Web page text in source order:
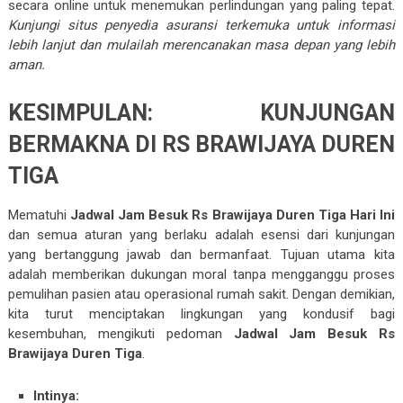
secara online untuk menemukan perlindungan yang paling tepat.
Kunjungi situs penyedia asuransi terkemuka untuk informasi
lebih lanjut dan mulailah merencanakan masa depan yang lebih
aman.
KESIMPULAN: KUNJUNGAN
BERMAKNA DI RS BRAWIJAYA DUREN
TIGA
Mematuhi Jadwal Jam Besuk Rs Brawijaya Duren Tiga Hari Ini
dan semua aturan yang berlaku adalah esensi dari kunjungan
yang bertanggung jawab dan bermanfaat. Tujuan utama kita
adalah memberikan dukungan moral tanpa mengganggu proses
pemulihan pasien atau operasional rumah sakit. Dengan demikian,
kita turut menciptakan lingkungan yang kondusif bagi
kesembuhan, mengikuti pedoman Jadwal Jam Besuk Rs
Brawijaya Duren Tiga.
Intinya: